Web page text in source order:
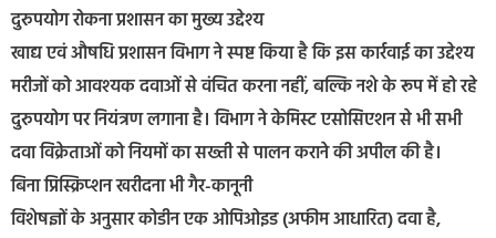
दुरुपयोग रोकना प्रशासन का मुख्य उद्देश्य
खाद्य एवं औषधि प्रशासन विभाग ने स्पष्ट किया है कि इस कार्रवाई का उद्देश्य
मरीजों को आवश्यक दवाओं से वंचित करना नहीं, बल्कि नशे के रूप में हो रहे
दुरुपयोग पर नियंत्रण लगाना है। विभाग ने केमिस्ट एसोसिएशन से भी सभी
दवा विक्रेताओं को नियमों का सख्ती से पालन कराने की अपील की है।
बिना प्रिस्क्रिप्शन खरीदना भी गैर-कानूनी
विशेषज्ञों के अनुसार कोडीन एक ओपिओइड (अफीम आधारित) दवा है,